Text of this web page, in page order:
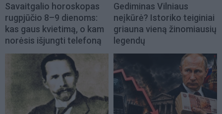
Savaitgalio horoskopas
rugpjūčio 8–9 dienoms:
kas gaus kvietimą, o kam
norėsis išjungti telefoną
Gediminas Vilniaus
neįkūrė? Istoriko teiginiai
griauna vieną žinomiausių
legendų